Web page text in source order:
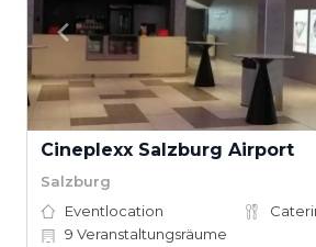
Cineplexx Salzburg Airport
Salzburg
Eventlocation
9 Veranstaltungsräume